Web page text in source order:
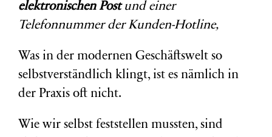
elektronischen Postund einer
Telefonnummer der Kunden-Hotline,
Was in der modernen Geschäftswelt so
selbstverständlich klingt, ist es nämlich in
der Praxis oft nicht.
Wie wir selbst feststellen mussten, sind